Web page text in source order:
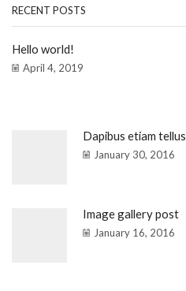
RECENT POSTS
Hello world!
April 4, 2019
Dapibus etiam tellus
January 30, 2016
Image gallery post
January 16, 2016